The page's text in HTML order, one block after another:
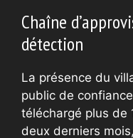
Chaîne
détection
La présence du
public de
téléchargé plus de
deux derniers